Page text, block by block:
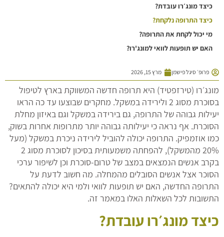
כיצד מונג׳רו עובדת?
כיצד התרופה נלקחת?
מי יכול לקחת את התרופה?
האם יש תופעות לוואי למונג'רו?
פרופ׳ סיגל פישמן מרץ 15, 2026
מונג׳רו (טירזפטיד) היא תרופה חדשה המשווקת בארץ לטיפול
בסוכרת מסוג 2 ולירידה במשקל. מחקרים שבוצעו עד כה הראו
יעילות גבוהה של התרופה, גם בירידה במשקל וגם באיזון מחלת
הסוכרת. אף נראה כי יעילותה גבוהה יותר מתרופות אחרות בשוק,
כמו אוזמפיק. התרופה יכולה להוביל לירידה ניכרת במשקל (מעל
20% מהמשקל), להפחתה משמעותית בסיכון לסוכרת מסוג 2
בקרב אנשים הנמצאים במצב של טרום-סוכרת וכן לשיפור ערכי
הסוכר אצל אנשים הסובלים מהמחלה. מה חשוב לדעת על
התרופה החדשה, האם יש תופעות לוואי ולמי היא יכולה להתאים?
התשובות לכל השאלות האלו במאמר זה.
כיצד מונג׳רו עובדת?